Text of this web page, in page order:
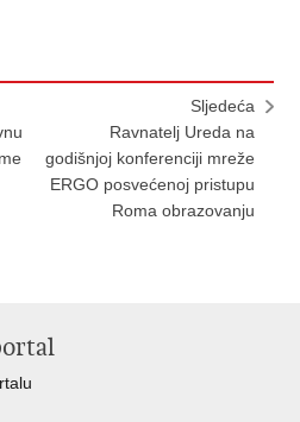
Sljedeća
Ravnatelj Ureda na
godišnjoj konferenciji mreže
ERGO posvećenoj pristupu
Roma obrazovanju